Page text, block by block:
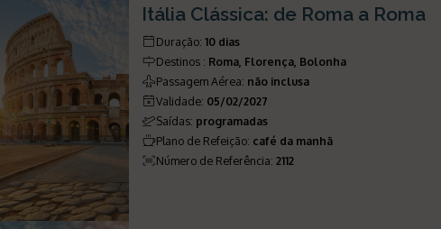
Itália Clássica: de Roma a Roma
Duração:10 dias
Destinos : Roma, Florença, Bolonha
Passagem Aérea: não inclusa
Validade: 05/02/2027
Saídas: programadas
Plano de Refeição: café da manhã
Número de Referência:2112